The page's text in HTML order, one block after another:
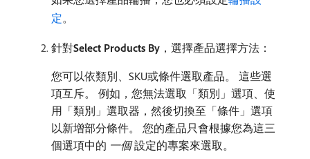
定。
針對​Select Products By ，選擇產品選擇方法：
您可以依類別、SKU或條件選取產品。 這些選
項互斥。 例如，您無法選取「類別」選項、使
用「類別」選取器，然後切換至「條件」選項
以新增部分條件。 您的產品只會根據您為這三
個選項中的​ 一個​設定的專案來選取。